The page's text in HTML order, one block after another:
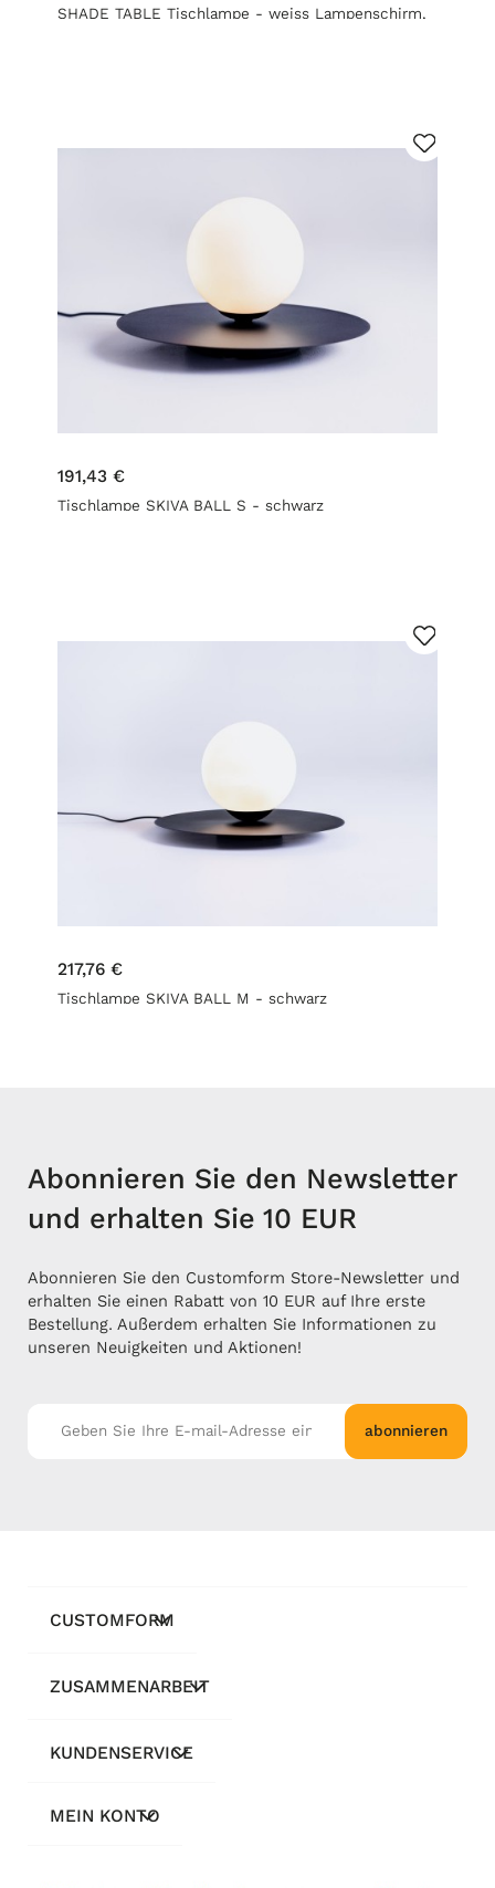
SHADE TABLE Tischlampe - weiss Lampenschirm,
191,43 €
Tischlampe SKIVA BALL S - schwarz
217,76 €
Tischlampe SKIVA BALL M - schwarz
Abonnieren Sie den Newsletter
und erhalten Sie 10 EUR
Abonnieren Sie den Customform Store-Newsletter und
erhalten Sie einen Rabatt von 10 EUR auf Ihre erste
Bestellung. Außerdem erhalten Sie Informationen zu
unseren Neuigkeiten und Aktionen!
abonnieren
CUSTOMFORM
ZUSAMMENARBEIT
KUNDENSERVICE
MEIN KONTO